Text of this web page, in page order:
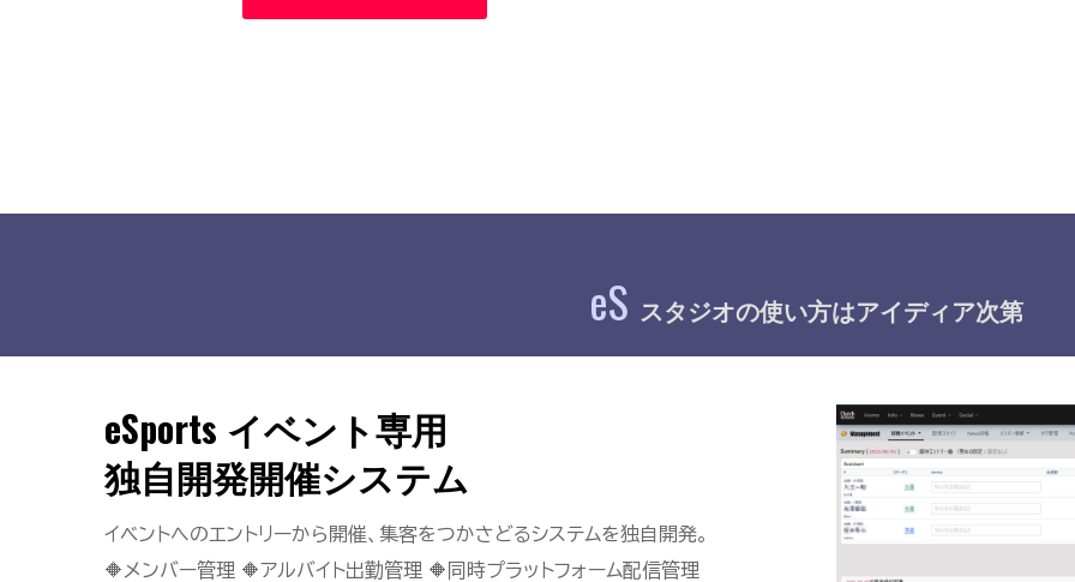
eSports配信 スタジオの使い方はアイディア
eSports イベント専用
独自開発開催システム
イベントへのエントリーから開催、集客をつかさどるシステムを独自開発。
🔶メンバー管理 🔶アルバイト出勤管理 🔶同時プラットフォーム配信管理